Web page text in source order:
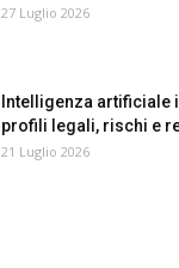
27 Luglio 2026
Intelligenza artificiale
profili legali, rischi e
21 Luglio 2026